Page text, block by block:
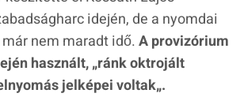
idején, de a nyomdai
nem maradt idő.A provizórium
használt, „ránk oktrojált
jelképei voltak„.